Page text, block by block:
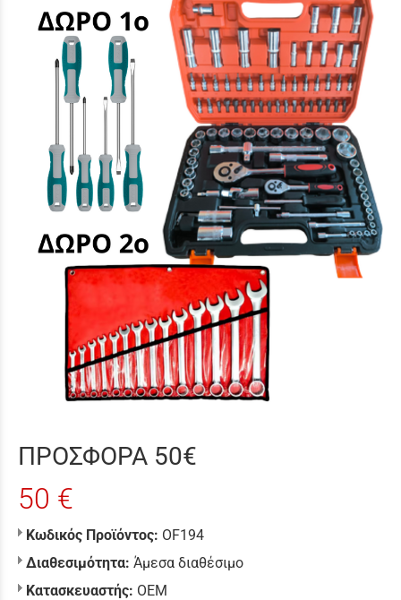
ΠΡΟΣΦΟΡΑ 50€
50 €
Κωδικός Προϊόντος: OF194
Διαθεσιμότητα: Άμεσα διαθέσιμο
Κατασκευαστής: ΟΕΜ